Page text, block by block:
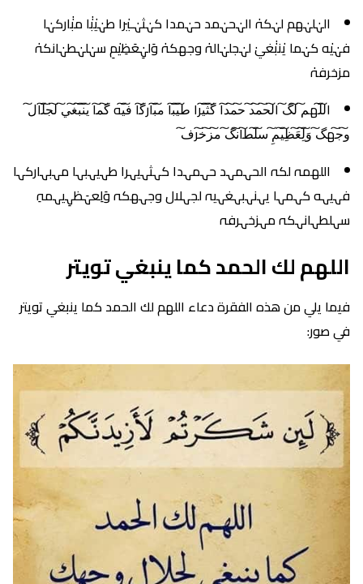
الہٰلہٰهم لہٰكہٰ الہٰحہٰمد حہٰمدا كہٰثہٰـيٰرا طہٰيٰبٰٰا مبٰٰاركہٰا
فہٰيٰه كہٰما يٰنبٰٰغيٰ لہٰجلہٰالہٰ وجهكہٰ وَلہِٰعَظِيٰمِ سہٰلہٰطہٰانكہٰ
مزخرفہٰ
ال͠ل͠هم͠ ل͠گ͠ ال͠ح͠م͠د͠ ح͠م͠د͠ا گ͠ث͠ي͠را ط͠ي͠ب͠ا م͠ب͠ارگ͠ا ف͠ي͠ه گ͠م͠ا ي͠ن͠ب͠غ͠ي͠ ل͠ج͠ل͠ال͠
و͠ج͠هگ͠ وَ͠لِ͠عَ͠ظِ͠ي͠مِ͠ س͠ل͠ط͠ان͠گ͠ م͠ز͠خ͠رف͠
اللهمہ لكہ الحہمہد حہمہدا كہثہيہرا طہيہبہا مہبہاركہا
فہيہه كہمہا يہنہبہغہيہ لجہلال وجہهكہ وَلِعہَظہِيہمہِ
سہلطہانہكہ مہزخہرفہ
اللهم لك الحمد كما ينبغي تويتر
فيما يلي من هذه الفقرة دعاء اللهم لك الحمد كما ينبغي تويتر
في صور: